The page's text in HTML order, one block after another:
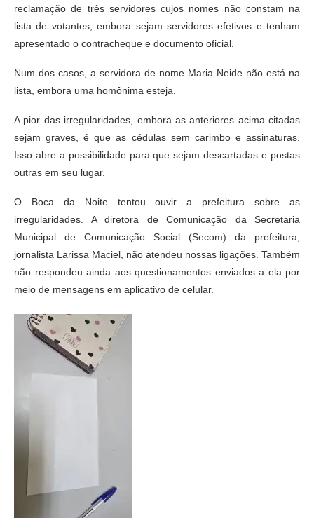
reclamação de três servidores cujos nomes não constam na
lista de votantes, embora sejam servidores efetivos e tenham
apresentado o contracheque e documento oficial.
Num dos casos, a servidora de nome Maria Neide não está na
lista, embora uma homônima esteja.
A pior das irregularidades, embora as anteriores acima citadas
sejam graves, é que as cédulas sem carimbo e assinaturas.
Isso abre a possibilidade para que sejam descartadas e postas
outras em seu lugar.
O Boca da Noite tentou ouvir a prefeitura sobre as
irregularidades. A diretora de Comunicação da Secretaria
Municipal de Comunicação Social (Secom) da prefeitura,
jornalista Larissa Maciel, não atendeu nossas ligações. Também
não respondeu ainda aos questionamentos enviados a ela por
meio de mensagens em aplicativo de celular.